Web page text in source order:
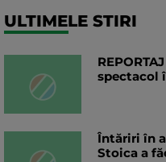
ULTIMELE STIRI
spectacol
Întăriri în
Stoica a